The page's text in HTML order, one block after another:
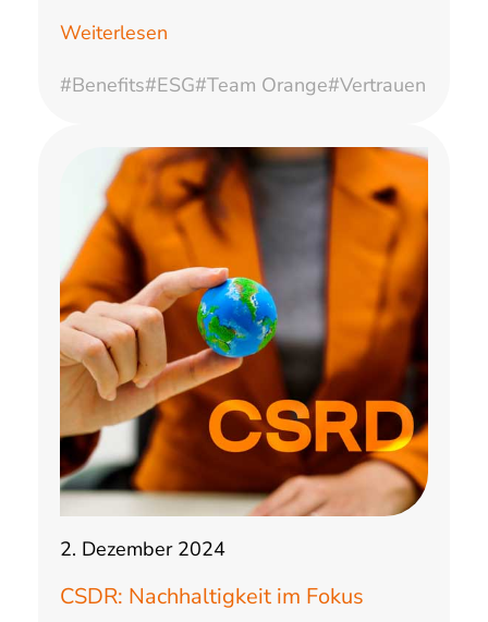
Weiterlesen
#Benefits#ESG#Team Orange#Vertrauen
2. Dezember 2024
CSDR: Nachhaltigkeit im Fokus